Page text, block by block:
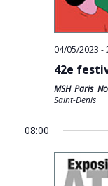
04/05/2023 -
42e
MSH Paris
Saint-Denis
08:00